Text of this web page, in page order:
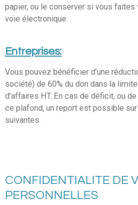
papier, ou le conserver si vous faites
voie électronique.
Entreprises:
Vous pouvez bénéficier d’une
société) de 60% du don dans la
d’affaires HT. En cas de déficit, ou
ce plafond, un report est possible
suivantes.
CONFIDENTIALITE DE
PERSONNELLES